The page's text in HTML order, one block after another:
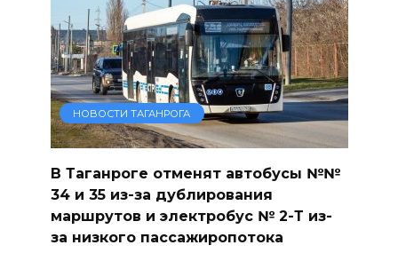
НОВОСТИ ТАГАНРОГА
В Таганроге отменят автобусы №№
34 и 35 из-за дублирования
маршрутов и электробус № 2-Т из-
за низкого пассажиропотока